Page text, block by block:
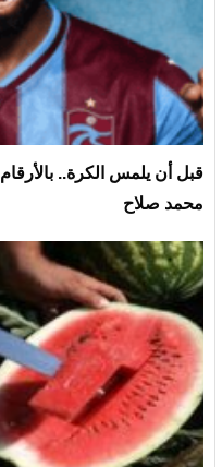
قبل أن يلمس الكرة..
محمد صلاح